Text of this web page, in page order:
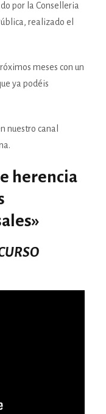
por la Conselleria
realizado el
meses con un
ya podéis
nuestro canal
herencia